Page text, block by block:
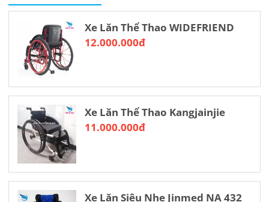
Xe Lăn Thể Thao WIDEFRIEND
12.000.000đ
Xe Lăn Thể Thao Kangjainjie
11.000.000đ
Xe Lăn Siêu Nhẹ Jinmed NA 432